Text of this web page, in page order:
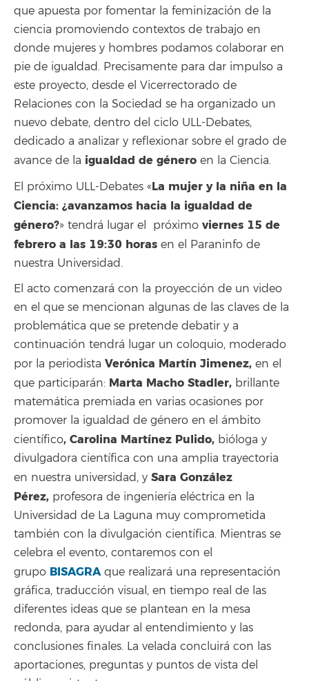
que apuesta por fomentar la feminización de la
ciencia promoviendo contextos de trabajo en
donde mujeres y hombres podamos colaborar en
pie de igualdad. Precisamente para dar impulso a
este proyecto, desde el Vicerrectorado de
Relaciones con la Sociedad se ha organizado un
nuevo debate, dentro del ciclo ULL-Debates,
dedicado a analizar y reflexionar sobre el grado de
avance de la igualdad de género en la Ciencia.
El próximo ULL-Debates «La mujer y la niña en la
Ciencia: ¿avanzamos hacia la igualdad de
género?» tendrá lugar el próximo viernes 15 de
febrero a las 19:30 horas en el Paraninfo de
nuestra Universidad.
El acto comenzará con la proyección de un video
en el que se mencionan algunas de las claves de la
problemática que se pretende debatir y a
continuación tendrá lugar un coloquio, moderado
por la periodista Verónica Martín Jimenez, en el
que participarán: Marta Macho Stadler, brillante
matemática premiada en varias ocasiones por
promover la igualdad de género en el ámbito
científico, Carolina Martínez Pulido, bióloga y
divulgadora científica con una amplia trayectoria
en nuestra universidad, y Sara González
Pérez, profesora de ingeniería eléctrica en la
Universidad de La Laguna muy comprometida
también con la divulgación científica. Mientras se
celebra el evento, contaremos con el
grupo BISAGRA que realizará una representación
gráfica, traducción visual, en tiempo real de las
diferentes ideas que se plantean en la mesa
redonda, para ayudar al entendimiento y las
conclusiones finales. La velada concluirá con las
aportaciones, preguntas y puntos de vista del